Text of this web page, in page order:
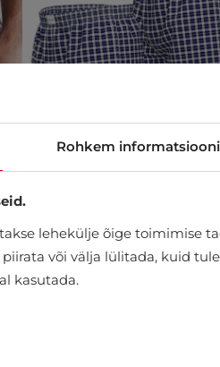
Rohkem informatsiooni
lehekülje õige toimimise
või välja lülitada, kuid
kasutada.